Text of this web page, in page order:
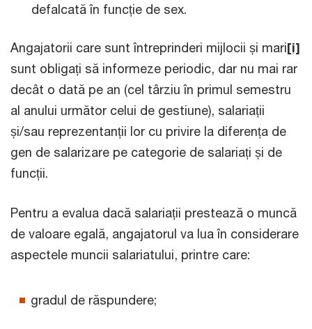
defalcată în funcție de sex.
Angajatorii care sunt întreprinderi mijlocii și mari[i]
sunt obligați să informeze periodic, dar nu mai rar
decât o dată pe an (cel târziu în primul semestru
al anului următor celui de gestiune), salariații
și/sau reprezentanții lor cu privire la diferența de
gen de salarizare pe categorie de salariați și de
funcții.
Pentru a evalua dacă salariații prestează o muncă
de valoare egală, angajatorul va lua în considerare
aspectele muncii salariatului, printre care:
gradul de răspundere;